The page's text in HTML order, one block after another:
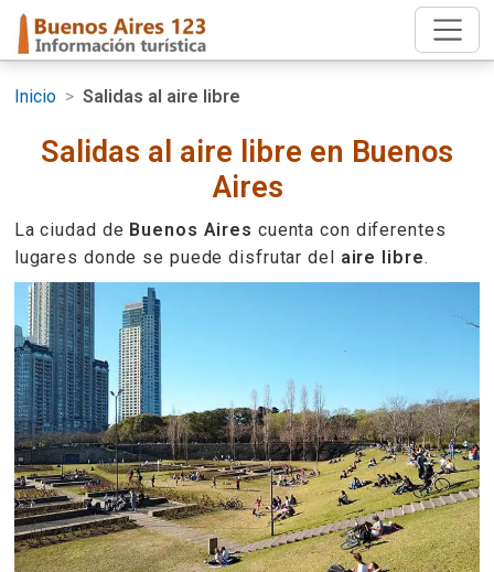
Inicio > Salidas al aire libre
Salidas al aire libre en Buenos
Aires
La ciudad de Buenos Aires cuenta con diferentes
lugares donde se puede disfrutar del aire libre.